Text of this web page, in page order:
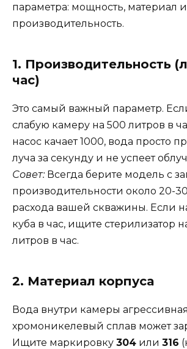
параметра: мощность, материал и
производительность.
1. Производительность
час)
Это самый важный параметр.
слабую камеру на 500 литров в
насос качает 1000, вода просто
луча за секунду и не успеет
Совет:Всегда берите модель с
производительности около 20-
расхода вашей скважины. Если
куба в час, ищите стерилизатор
литров в час.
2. Материал корпуса
Вода внутри камеры
хромоникелевый сплав может
Ищите маркировку 304 или 316